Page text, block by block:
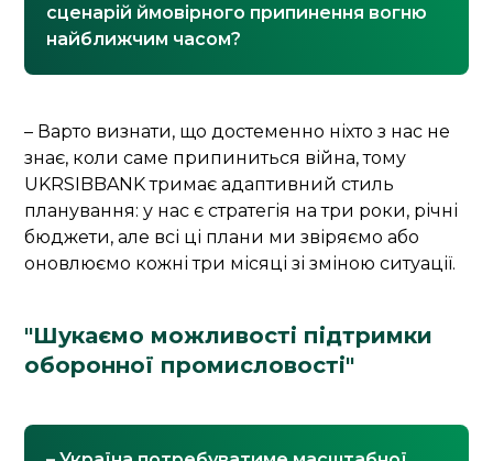
сценарій ймовірного припинення вогню
найближчим часом?
– Варто визнати, що достеменно ніхто з нас не
знає, коли саме припиниться війна, тому
UKRSIBBANK тримає адаптивний стиль
планування: у нас є стратегія на три роки, річні
бюджети, але всі ці плани ми звіряємо або
оновлюємо кожні три місяці зі зміною ситуації.
"Шукаємо можливості підтримки
оборонної промисловості"